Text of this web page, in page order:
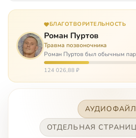
БЛАГОТВОРИТЕЛЬНОСТЬ
Роман Пуртов
Травма позвоночника
Роман Пуртов был обычным
хорошие автомобили, был не
любил жену и обожал дочь. А
124 026,88 ₽
АУДИОФАЙЛ
ОТДЕЛЬНАЯ